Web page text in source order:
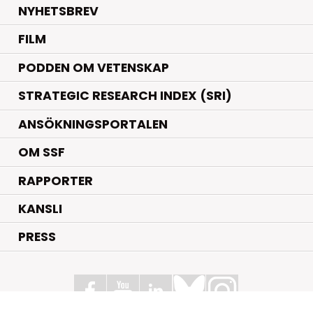
NYHETSBREV
FILM
PODDEN OM VETENSKAP
STRATEGIC RESEARCH INDEX (SRI)
ANSÖKNINGSPORTALEN
OM SSF
RAPPORTER
KANSLI
PRESS